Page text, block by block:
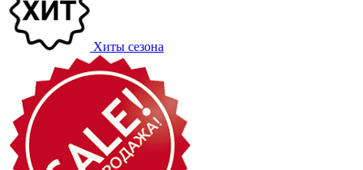
Хиты сезона